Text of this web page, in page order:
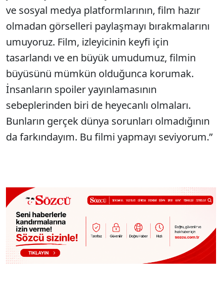
ve sosyal medya platformlarının, film hazır
olmadan görselleri paylaşmayı bırakmalarını
umuyoruz. Film, izleyicinin keyfi için
tasarlandı ve en büyük umudumuz, filmin
büyüsünü mümkün olduğunca korumak.
İnsanların spoiler yayınlamasının
sebeplerinden biri de heyecanlı olmaları.
Bunların gerçek dünya sorunları olmadığının
da farkındayım. Bu filmi yapmayı seviyorum.”